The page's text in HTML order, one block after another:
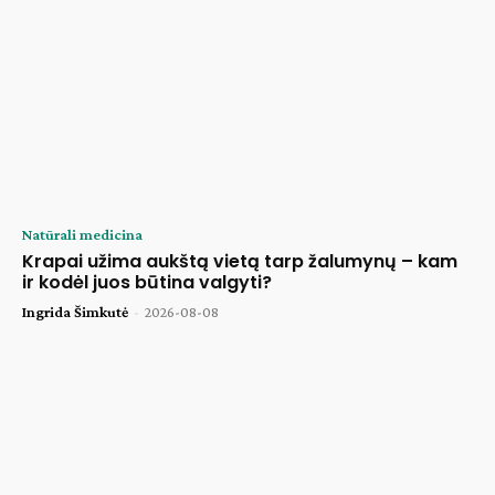
Natūrali medicina
Krapai užima aukštą vietą tarp žalumynų – kam
ir kodėl juos būtina valgyti?
Ingrida Šimkutė - 2026-08-08